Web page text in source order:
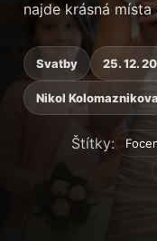
najde krásná
Svatby 25. 12.
Nikol Kolomaznikova
Štítky: